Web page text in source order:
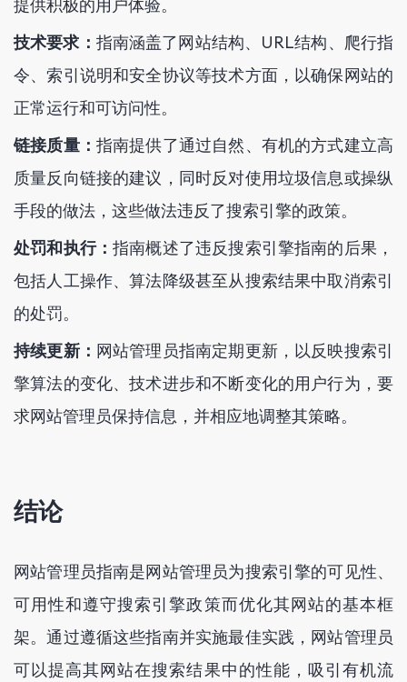
提供积极的用户体验。
技术要求： 指南涵盖了网站结构、URL结构、爬行指
令、索引说明和安全协议等技术方面，以确保网站的
正常运行和可访问性。
链接质量： 指南提供了通过自然、有机的方式建立高
质量反向链接的建议，同时反对使用垃圾信息或操纵
手段的做法，这些做法违反了搜索引擎的政策。
处罚和执行：指南概述了违反搜索引擎指南的后果，
包括人工操作、算法降级甚至从搜索结果中取消索引
的处罚。
持续更新： 网站管理员指南定期更新，以反映搜索引
擎算法的变化、技术进步和不断变化的用户行为，要
求网站管理员保持信息，并相应地调整其策略。
结论
网站管理员指南是网站管理员为搜索引擎的可见性、
可用性和遵守搜索引擎政策而优化其网站的基本框
架。通过遵循这些指南并实施最佳实践，网站管理员
可以提高其网站在搜索结果中的性能，吸引有机流